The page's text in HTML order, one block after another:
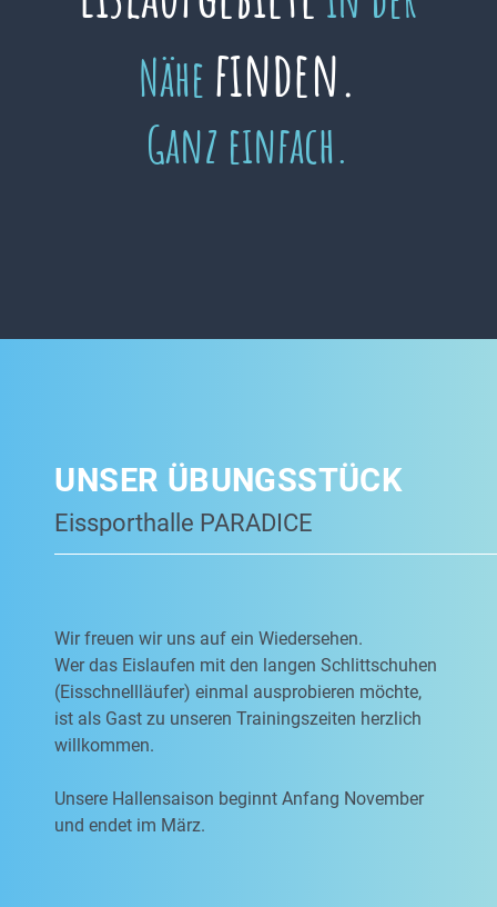
Nähe finden.
Ganz einfach.
UNSER ÜBUNGSSTÜCK
Eissporthalle PARADICE
Wir freuen wir uns auf ein Wiedersehen.
Wer das Eislaufen mit den langen Schlittschuhen
(Eisschnellläufer) einmal ausprobieren möchte,
ist als Gast zu unseren Trainingszeiten herzlich
willkommen.
Unsere Hallensaison beginnt Anfang November
und endet im März.